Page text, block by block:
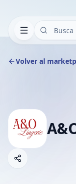
Volver al
Compartir empresa